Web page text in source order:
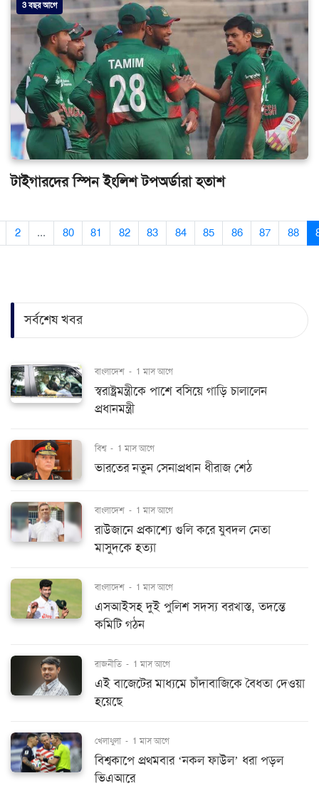
3 বছর আগে
টাইগারদের স্পিন ইংলিশ টপঅর্ডারা হতাশ
2 ... 80 81 82 83 84 85 86 87 88
সর্বশেষ খবর
বাংলাদেশ - 1 মাস আগে
স্বরাষ্ট্রমন্ত্রীকে পাশে বসিয়ে গাড়ি চালালেন
প্রধানমন্ত্রী
বিশ্ব - 1 মাস আগে
ভারতের নতুন সেনাপ্রধান ধীরাজ শেঠ
বাংলাদেশ - 1 মাস আগে
রাউজানে প্রকাশ্যে গুলি করে যুবদল নেতা
মাসুদকে হত্যা
বাংলাদেশ - 1 মাস আগে
এসআইসহ দুই পুলিশ সদস্য বরখাস্ত, তদন্তে
কমিটি গঠন
রাজনীতি - 1 মাস আগে
এই বাজেটের মাধ্যমে চাঁদাবাজিকে বৈধতা দেওয়া
হয়েছে
খেলাধুলা - 1 মাস আগে
বিশ্বকাপে প্রথমবার ‘নকল ফাউল’ ধরা পড়ল
ভিএআরে